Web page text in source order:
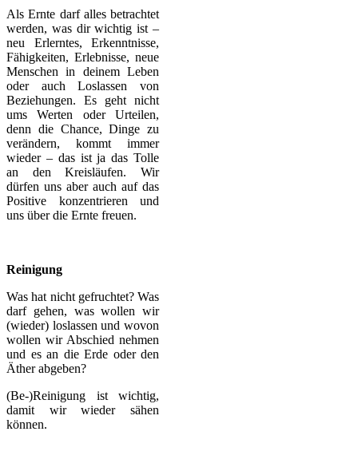
Als Ernte darf alles betrachtet
werden, was dir wichtig ist –
neu Erlerntes, Erkenntnisse,
Fähigkeiten, Erlebnisse, neue
Menschen in deinem Leben
oder auch Loslassen von
Beziehungen. Es geht nicht
ums Werten oder Urteilen,
denn die Chance, Dinge zu
verändern, kommt immer
wieder – das ist ja das Tolle
an den Kreisläufen. Wir
dürfen uns aber auch auf das
Positive konzentrieren und
uns über die Ernte freuen.
Reinigung
Was hat nicht gefruchtet? Was
darf gehen, was wollen wir
(wieder) loslassen und wovon
wollen wir Abschied nehmen
und es an die Erde oder den
Äther abgeben?
(Be-)Reinigung ist wichtig,
damit wir wieder sähen
können.